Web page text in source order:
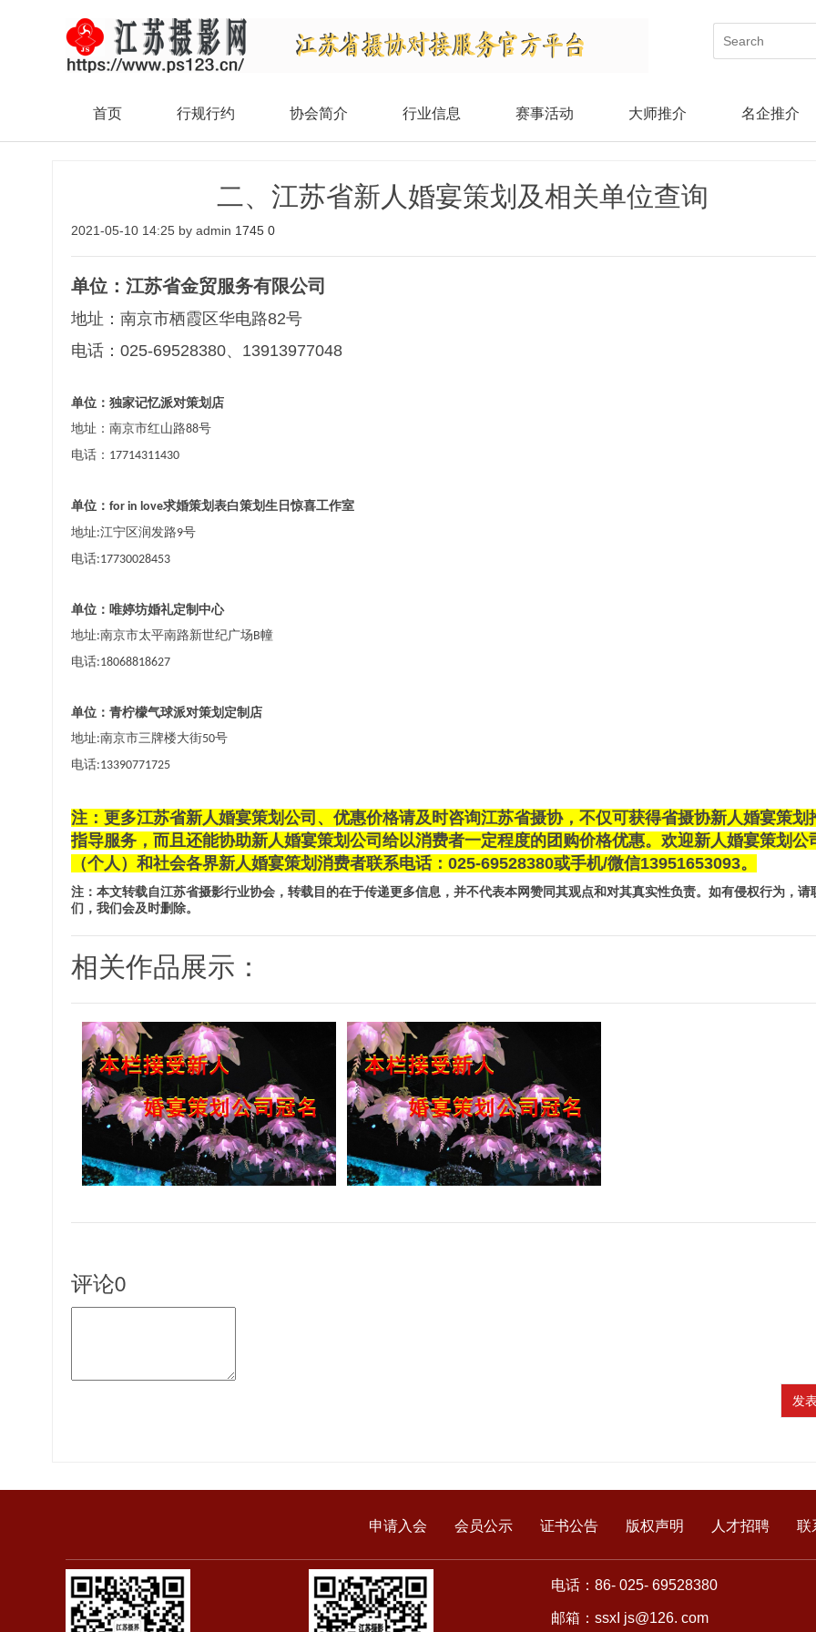
首页 行规行约 协会简介 行业信息 赛事活动 大师推介 名企推介
二、江苏省新人婚宴策划及相关单位查询
2021-05-10 14:25 by admin 1745 0
单位：江苏省金贸服务有限公司
地址：南京市栖霞区华电路82号
电话：025-69528380、13913977048
单位：独家记忆派对策划店
地址：南京市红山路88号
电话： 17714311430
单位： for in love求婚策划表白策划生日惊喜工作室
地址:江宁区润发路9号
电话:17730028453
单位：唯婷坊婚礼定制中心
地址:南京市太平南路新世纪广场B幢
电话:18068818627
单位：青柠檬气球派对策划定制店
地址:南京市三牌楼大街50号
电话:13390771725
注：更多江苏省新人婚宴策划公司、优惠价格请及时咨询江苏省摄协，不仅可获得省摄协新人婚宴策划
指导服务，而且还能协助新人婚宴策划公司给以消费者一定程度的团购价格优惠。欢迎新人婚宴策划公
（个人）和社会各界新人婚宴策划消费者联系电话：025-69528380或手机/微信13951653093。
注：本文转载自江苏省摄影行业协会，转载目的在于传递更多信息，并不代表本网赞同其观点和对其真实性负责。如有侵权行为，请
们，我们会及时删除。
相关作品展示：
评论0
发
申请入会 会员公示 证书公告 版权声明 人才招聘 联
电话：86- 025- 69528380
邮箱：ssxI js@126. com